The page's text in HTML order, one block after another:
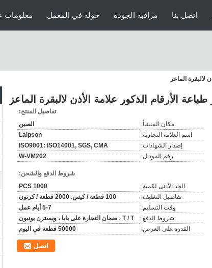
معلومات جولة في المعمل مراقبة الجودة اتصل بنا
تفاصيل المنتج:
مكان المنشأ:
الصين
اسم العلامة التجارية:
Laipson
إصدار الشهادات:
ISO9001: ISO14001, SGS, CMA
رقم الموديل:
W-VM202
شروط الدفع والشحن:
الحد الأدنى لكمية:
1000 PCS
تفاصيل التغليف:
100 قطعة / كيس. 2000 قطعة / كرتون
وقت التسليم:
5-7 أيام عمل
شروط الدفع:
T / T ، ضمان التجارة على بابا ، ويسترن يونيون
القدرة على العرض:
50000 قطعة في اليوم
اتصل